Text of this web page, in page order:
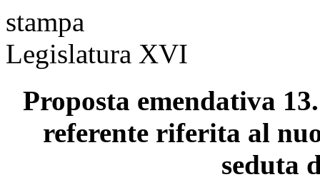
stampa
Legislatura XVI
Proposta emendativa
referente riferita al
seduta